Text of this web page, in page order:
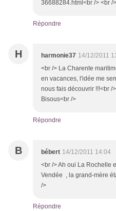
36688284.html<br /> <br /
Répondre
H harmonie37 14/12/2011
<br /> La Charente
en vacances, l'idée me
nous fais découvrir !!!<br /
Bisous<br />
Répondre
B bébert 14/12/2011 14:04
<br /> Ah oui La Rochelle
Vendée , la grand-mère
/>
Répondre